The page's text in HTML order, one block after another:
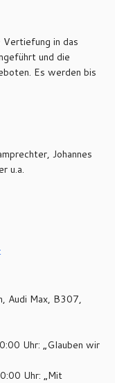
in das
und die
Es werden bis
Johannes
u.a.
Audi Max, B307,
Uhr: „Glauben wir
Uhr: „Mit